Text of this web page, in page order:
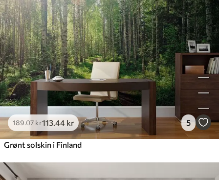
189.07kr113 .44 kr 5
Grønt solskin i Finland